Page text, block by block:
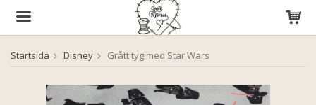
Produkten har blivit tillagd i varukorgen
Startsida Disney Grått tyg med Star Wars